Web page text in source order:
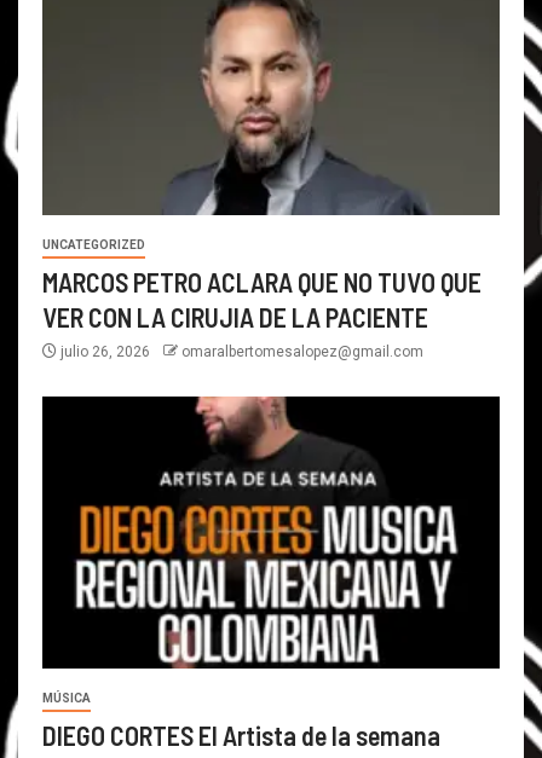
UNCATEGORIZED
MARCOS PETRO ACLARA QUE NO TUVO QUE
VER CON LA CIRUJIA DE LA PACIENTE
julio 26, 2026 omaralbertomesalopez@gmail.com
MÚSICA
DIEGO CORTES El Artista de la semana